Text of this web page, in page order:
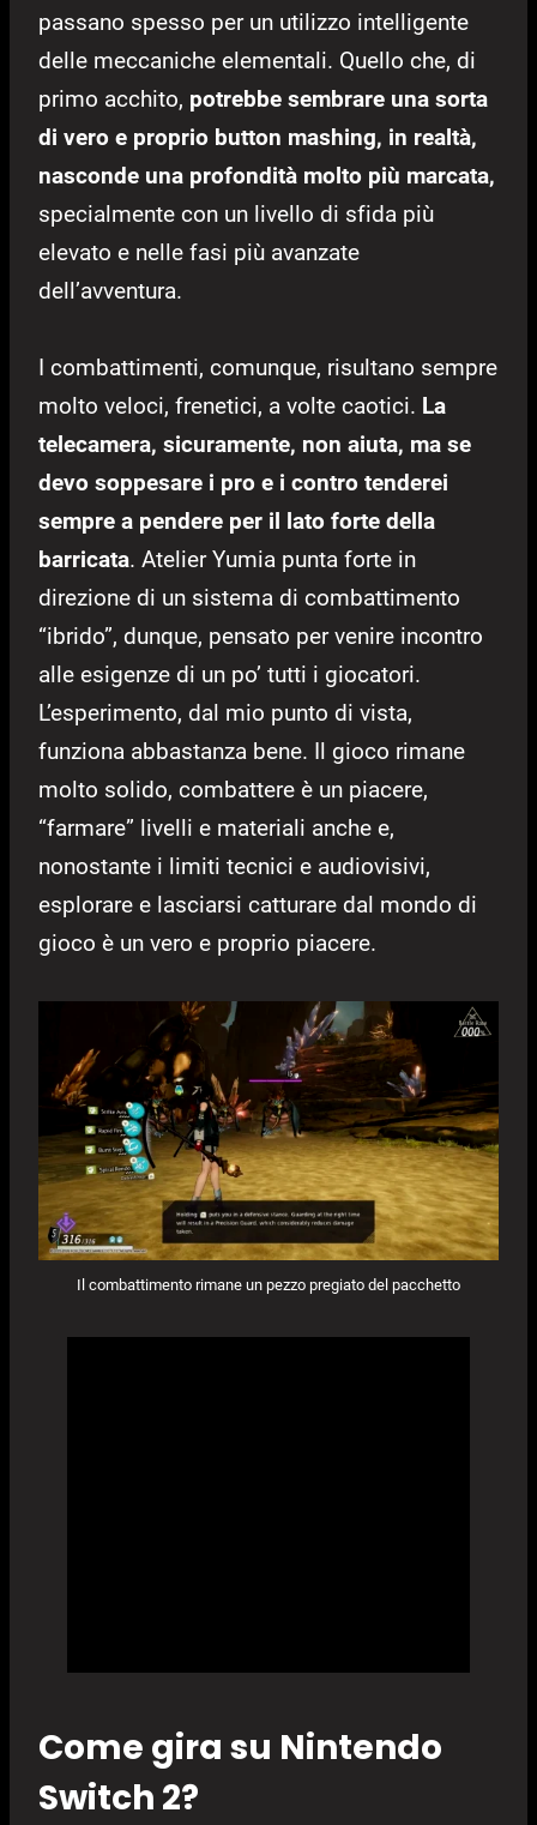
passano spesso per un utilizzo intelligente
delle meccaniche elementali. Quello che, di
primo acchito, potrebbe sembrare una sorta
di vero e proprio button mashing, in realtà,
nasconde una profondità molto più marcata,
specialmente con un livello di sfida più
elevato e nelle fasi più avanzate
dell’avventura.
I combattimenti, comunque, risultano sempre
molto veloci, frenetici, a volte caotici. La
telecamera, sicuramente, non aiuta, ma se
devo soppesare i pro e i contro tenderei
sempre a pendere per il lato forte della
barricata. Atelier Yumia punta forte in
direzione di un sistema di combattimento
“ibrido”, dunque, pensato per venire incontro
alle esigenze di un po’ tutti i giocatori.
L’esperimento, dal mio punto di vista,
funziona abbastanza bene. Il gioco rimane
molto solido, combattere è un piacere,
“farmare” livelli e materiali anche e,
nonostante i limiti tecnici e audiovisivi,
esplorare e lasciarsi catturare dal mondo di
gioco è un vero e proprio piacere.
Il combattimento rimane un pezzo pregiato del pacchetto
Come gira su Nintendo
Switch 2?